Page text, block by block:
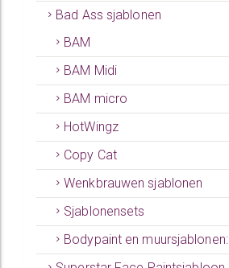
Bad Ass sjablonen
BAM
BAM Midi
BAM micro
HotWingz
Copy Cat
Wenkbrauwen sjablonen
Sjablonensets
Bodypaint en muursjablonen: